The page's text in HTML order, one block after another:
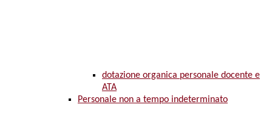
dotazione organica personale docente e
ATA
Personale non a tempo indeterminato